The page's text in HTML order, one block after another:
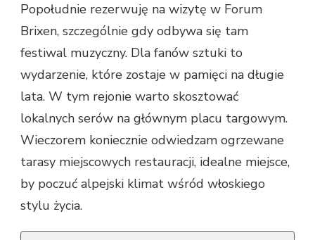
Popołudnie rezerwuję na wizytę w Forum
Brixen, szczególnie gdy odbywa się tam
festiwal muzyczny. Dla fanów sztuki to
wydarzenie, które zostaje w pamięci na długie
lata. W tym rejonie warto skosztować
lokalnych serów na głównym placu targowym.
Wieczorem koniecznie odwiedzam ogrzewane
tarasy miejscowych restauracji, idealne miejsce,
by poczuć alpejski klimat wśród włoskiego
stylu życia.